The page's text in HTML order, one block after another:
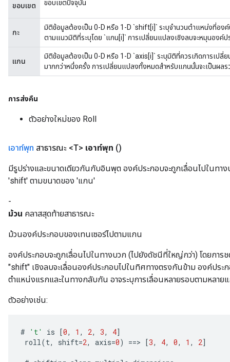
ขอบเขต ขอบเขตปัจจุบัน
กะ
มิติข้อมูลต้องเป็น 0-D หรือ 1-D `shift[i]` ระบุจำนวนตำแหน่งที่อง
ตามแนวมิติที่ระบุโดย `แกน[i]` การเปลี่ยนแปลงเชิงลบจะหมุนองค์ป
แกน
มิติข้อมูลต้องเป็น 0-D หรือ 1-D `axis[i]` ระบุมิติที่ควรเกิดการเป
มากกว่าหนึ่งครั้ง การเปลี่ยนแปลงทั้งหมดสำหรับแกนนั้นจะเป็นผ
การส่งคืน
ตัวอย่างใหม่ของ Roll
เอาท์พุท สาธารณะ <T> เอาท์พุท ()
มีรูปร่างและขนาดเดียวกันกับอินพุต องค์ประกอบจะถูกเลื่อนไปในทา
'shift' ตามขนาดของ 'แกน'
-
ม้วน คลาสสุดท้ายสาธารณะ
ม้วนองค์ประกอบของเทนเซอร์ไปตามแกน
องค์ประกอบจะถูกเลื่อนไปในทางบวก (ไปยังดัชนีที่ใหญ่กว่า) โดยกา
"shift" เชิงลบจะเลื่อนองค์ประกอบไปในทิศทางตรงกันข้าม องค์ปร
ตำแหน่งแรกและในทางกลับกัน อาจระบุการเลื่อนหลายรอบตามหลาย
ตัวอย่างเช่น:
# 't' is [0, 1 , 2, 3, 4]
roll(t, shift=2, axis=0) ==> [3, 4, 0, 1 , 2]